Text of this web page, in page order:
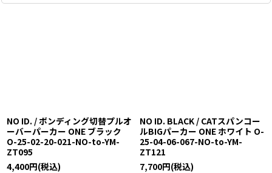
NO ID. / ボンディング切替プルオ
ーバーパーカー ONE ブラック
O-25-02-20-021-NO-to-YM-
ZT095
4,400円(税込)
NO ID. BLACK / CATスパンコー
ルBIGパーカー ONE ホワイト O-
25-04-06-067-NO-to-YM-
ZT121
7,700円(税込)